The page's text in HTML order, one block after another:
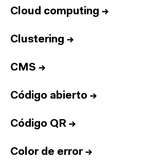
Cloud computing →
Clustering →
CMS →
Código abierto →
Código QR →
Color de error→